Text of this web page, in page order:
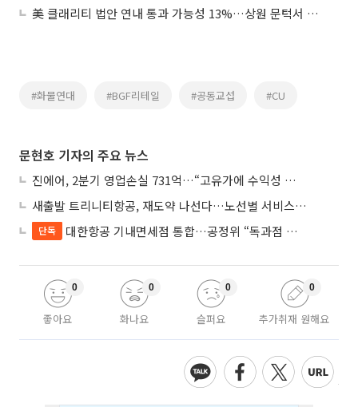
美 클래리티 법안 연내 통과 가능성 13%…상원 문턱서 제동
#화물연대 #BGF리테일 #공동교섭 #CU
문현호 기자의 주요 뉴스
진에어, 2분기 영업손실 731억…“고유가에 수익성 악화”
새출발 트리니티항공, 재도약 나선다…노선별 서비스 차별화
단독 대한항공 기내면세점 통합…공정위 “독과점 여부 따진다”
좋아요
0
화나요
0
슬퍼요
0
추가취재 원해요
0